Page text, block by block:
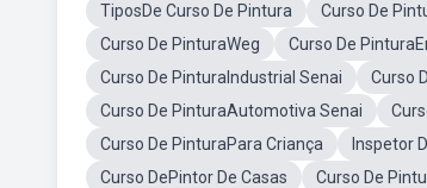
TiposDe Curso De Pintura
Curso De
Curso De PinturaWeg
Curso De
Curso De PinturaIndustrial Senai
Curso
Curso De PinturaAutomotiva Senai
Curso De PinturaPara Criança
Inspetor
Curso DePintor De Casas
Curso De